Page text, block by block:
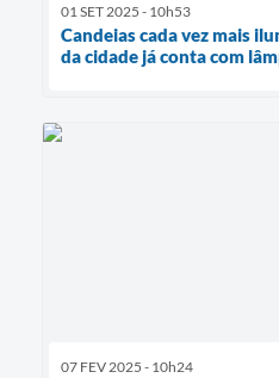
01 SET 2025 - 10h53
Candeias cada vez mais
da cidade já conta com
07 FEV 2025 - 10h24